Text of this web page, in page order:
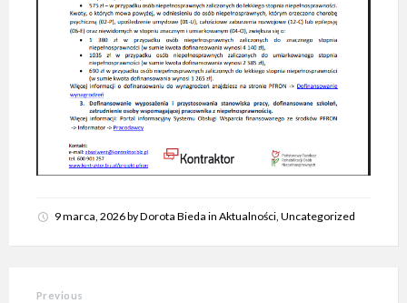
9 marca, 2026byDorota Bieda in Aktualności Uncategorized
Previous